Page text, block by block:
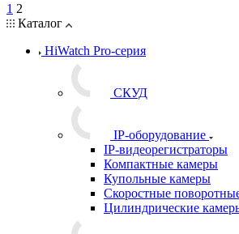
1 2
Каталог
HiWatch Pro-серия
CКУД
IP-оборудование
IP-видеорегистраторы
Компактные камеры
Купольные камеры
Скоростные
Цилиндрические